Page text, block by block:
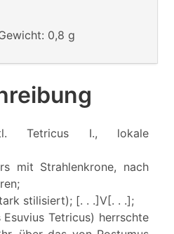
0,8 g
Tetricus I., lokale
mit Strahlenkrone, nach
stilisiert); [. . .]V[. . .];
Tetricus) herrschte